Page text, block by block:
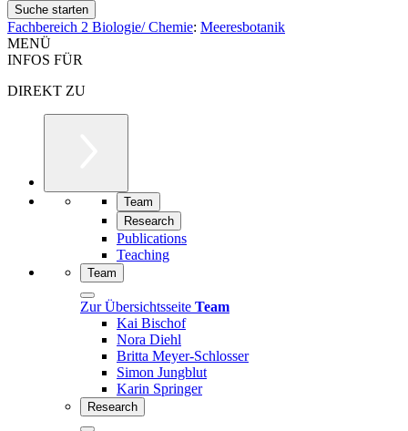
Fachbereich 2 Biologie/ Chemie: Meeresbotanik
MENÜ
INFOS FÜR
DIREKT ZU
Team
Research
Publications
Teaching
Team
Zur Übersichtsseite Team
Kai Bischof
Nora Diehl
Britta Meyer-Schlosser
Simon Jungblut
Karin Springer
Research